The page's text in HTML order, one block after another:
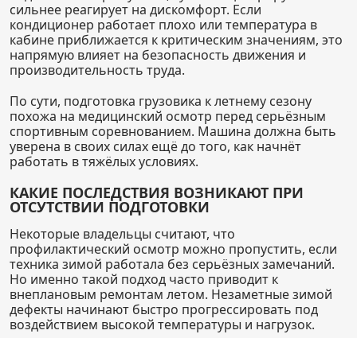
сильнее реагирует на дискомфорт. Если
кондиционер работает плохо или температура в
кабине приближается к критическим значениям, это
напрямую влияет на безопасность движения и
производительность труда.
По сути, подготовка грузовика к летнему сезону
похожа на медицинский осмотр перед серьёзным
спортивным соревнованием. Машина должна быть
уверена в своих силах ещё до того, как начнёт
работать в тяжёлых условиях.
КАКИЕ ПОСЛЕДСТВИЯ ВОЗНИКАЮТ ПРИ
ОТСУТСТВИИ ПОДГОТОВКИ
Некоторые владельцы считают, что
профилактический осмотр можно пропустить, если
техника зимой работала без серьёзных замечаний.
Но именно такой подход часто приводит к
внеплановым ремонтам летом. Незаметные зимой
дефекты начинают быстро прогрессировать под
воздействием высокой температуры и нагрузок.